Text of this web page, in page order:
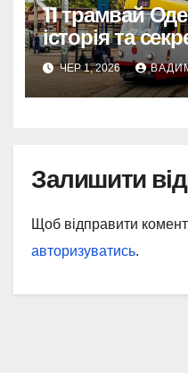
11 трамвай
історія та
шляху крізь
ЧЕР 1, 2026
Залишити
Щоб відправити
авторизуватись.